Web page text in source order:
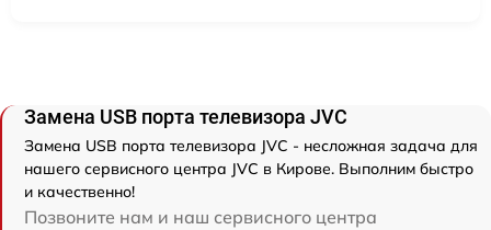
Замена USB порта телевизора JVC
Замена USB порта телевизора JVC - несложная задача для
нашего сервисного центра JVC в Кирове. Выполним быстро
и качественно!
Позвоните нам и наш сервисного центра